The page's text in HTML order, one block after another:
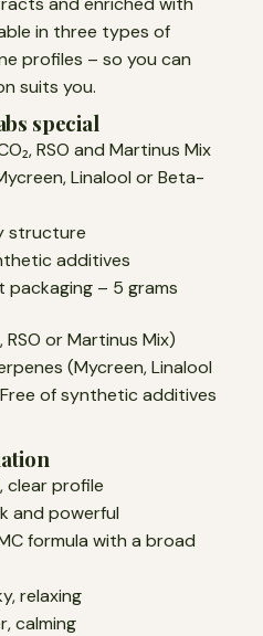
in three types of
profiles – so you can
suits you.
special
RSO and Martinus Mix
Linalool or Beta-
structure
additives
– 5 grams
or Martinus Mix)
(Mycreen, Linalool
of synthetic additives
clear profile
and powerful
formula with a broad
relaxing
calming